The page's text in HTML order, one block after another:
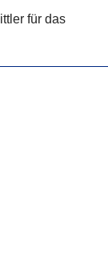
für das